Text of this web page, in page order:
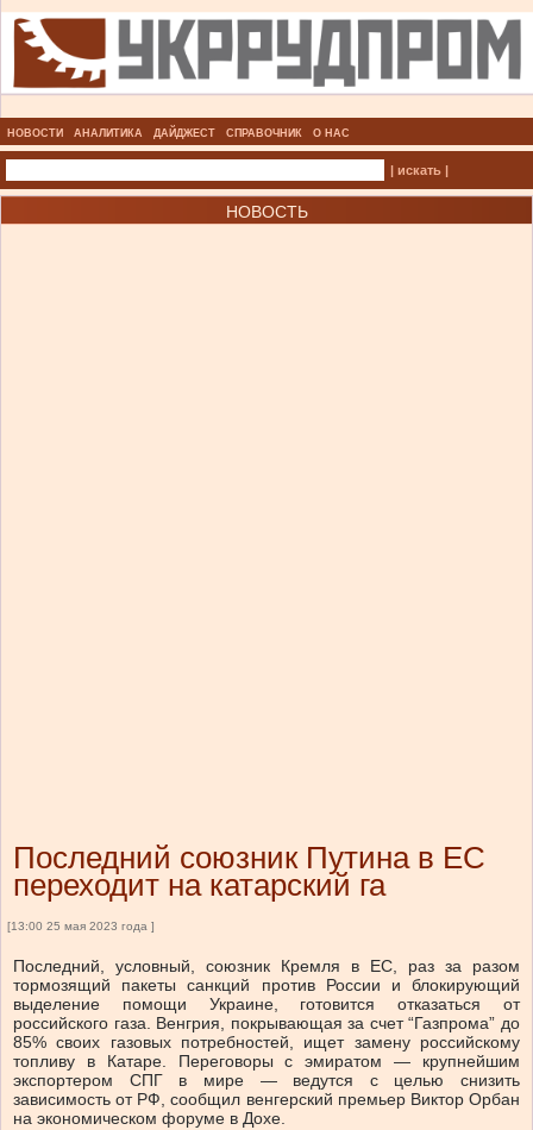
НОВОСТИ АНАЛИТИКА ДАЙДЖЕСТ СПРАВОЧНИК О НАС
| искать |
НОВОСТЬ
Последний союзник Путина в ЕС
переходит на катарский га
[13:00 25 мая 2023 года ]
Последний, условный, союзник Кремля в ЕС, раз за разом
тормозящий пакеты санкций против России и блокирующий
выделение помощи Украине, готовится отказаться от
российского газа. Венгрия, покрывающая за счет “Газпрома” до
85% своих газовых потребностей, ищет замену российскому
топливу в Катаре. Переговоры с эмиратом — крупнейшим
экспортером СПГ в мире — ведутся с целью снизить
зависимость от РФ, сообщил венгерский премьер Виктор Орбан
на экономическом форуме в Дохе.